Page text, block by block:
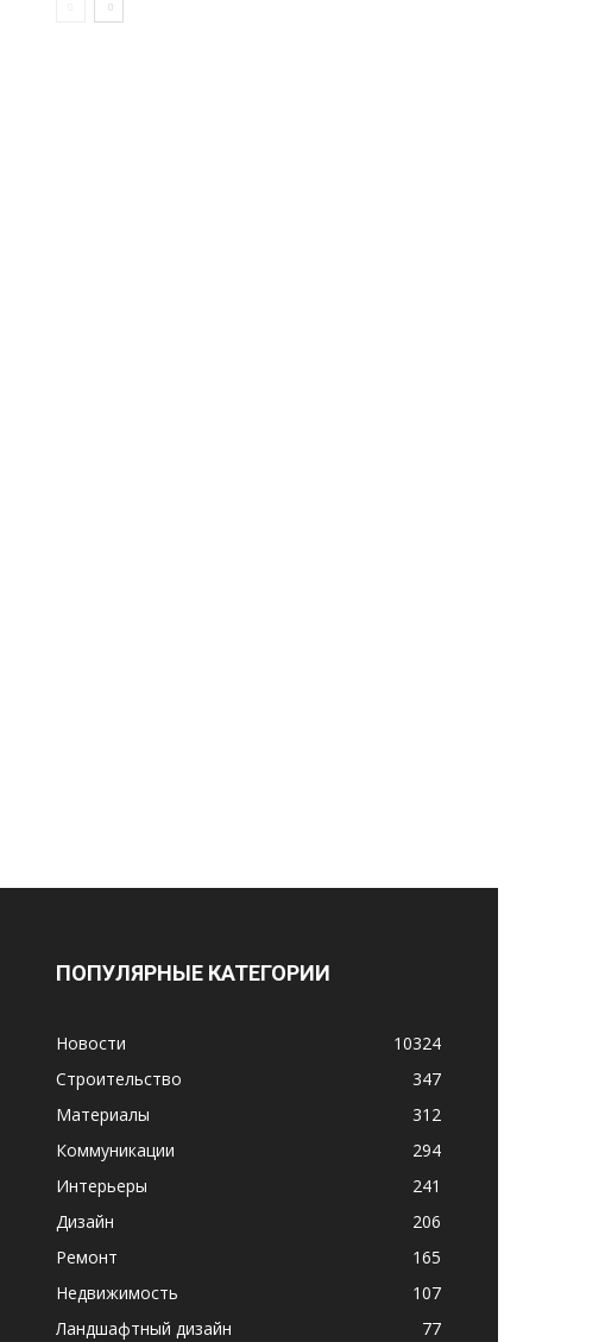
ПОПУЛЯРНЫЕ КАТЕГОРИИ
Новости
10324
Строительство
347
Материалы
312
Коммуникации
294
Интерьеры
241
Дизайн
206
Ремонт
165
Недвижимость
107
Ландшафтный дизайн
77